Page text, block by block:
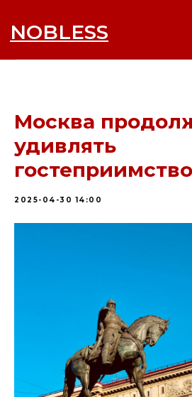
NOBLESS
Москва
удивлять
2025-04-30 14:00